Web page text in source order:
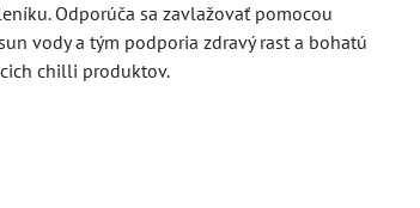
Odporúča sa zavlažovať pomocou
vody a tým podporia zdravý rast a bohatú
chilli produktov.